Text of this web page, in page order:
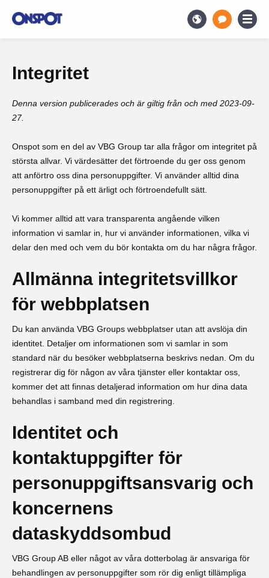
Integritet
Denna version publicerades och är giltig från och med 2023-09-
27.
Onspot som en del av VBG Group tar alla frågor om integritet på
största allvar. Vi värdesätter det förtroende du ger oss genom
att anförtro oss dina personuppgifter. Vi använder alltid dina
personuppgifter på ett ärligt och förtroendefullt sätt.
Vi kommer alltid att vara transparenta angående vilken
information vi samlar in, hur vi använder informationen, vilka vi
delar den med och vem du bör kontakta om du har några frågor.
Allmänna integritetsvillkor
för webbplatsen
Du kan använda VBG Groups webbplatser utan att avslöja din
identitet. Detaljer om informationen som vi samlar in som
standard när du besöker webbplatserna beskrivs nedan. Om du
registrerar dig för någon av våra tjänster eller kontaktar oss,
kommer det att finnas detaljerad information om hur dina data
behandlas i samband med din registrering.
Identitet och
kontaktuppgifter för
personuppgiftsansvarig och
koncernens
dataskyddsombud
VBG Group AB eller något av våra dotterbolag är ansvariga för
behandlingen av personuppgifter som rör dig enligt tillämpliga